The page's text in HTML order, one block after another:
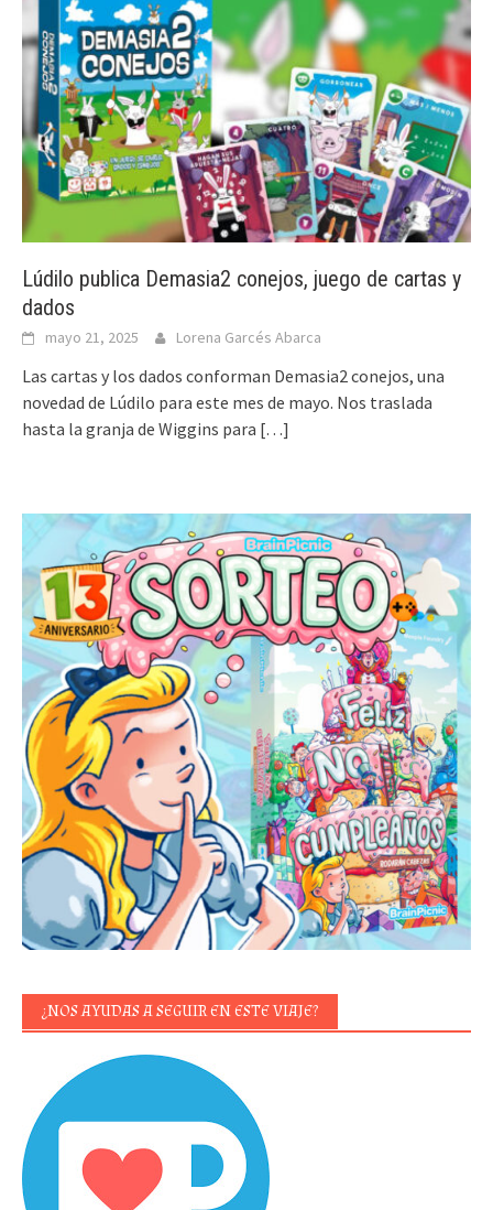
Lúdilo publica Demasia2 conejos, juego de cartas y
dados
mayo 21, 2025 Lorena Garcés Abarca
Las cartas y los dados conforman Demasia2 conejos, una
novedad de Lúdilo para este mes de mayo. Nos traslada
hasta la granja de Wiggins para […]
¿NOS AYUDAS A SEGUIR EN ESTE VIAJE?